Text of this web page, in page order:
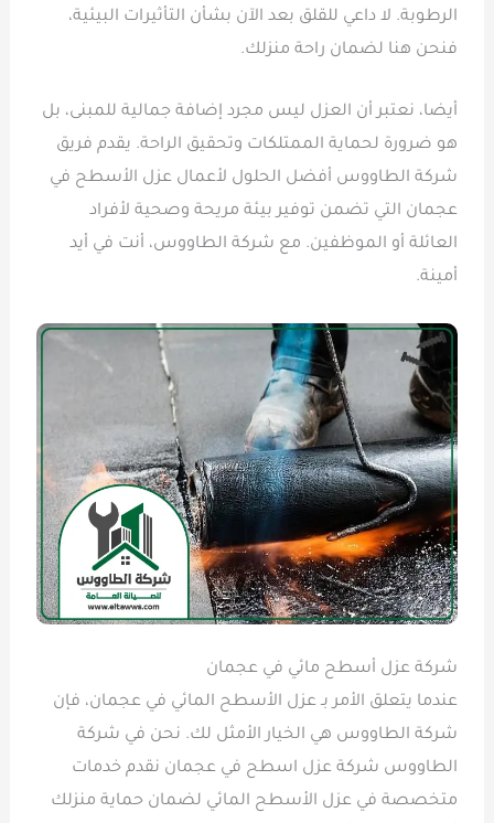
الرطوبة. لا داعي للقلق بعد الآن بشأن التأثيرات البيئية،
فنحن هنا لضمان راحة منزلك.
أيضا، نعتبر أن العزل ليس مجرد إضافة جمالية للمبنى، بل
هو ضرورة لحماية الممتلكات وتحقيق الراحة. يقدم فريق
شركة الطاووس أفضل الحلول لأعمال عزل الأسطح في
عجمان التي تضمن توفير بيئة مريحة وصحية لأفراد
العائلة أو الموظفين. مع شركة الطاووس، أنت في أيد
أمينة.
شركة عزل أسطح مائي في عجمان
عندما يتعلق الأمر بـ عزل الأسطح المائي في عجمان، فإن
شركة الطاووس هي الخيار الأمثل لك. نحن في شركة
الطاووس شركة عزل اسطح في عجمان نقدم خدمات
متخصصة في عزل الأسطح المائي لضمان حماية منزلك